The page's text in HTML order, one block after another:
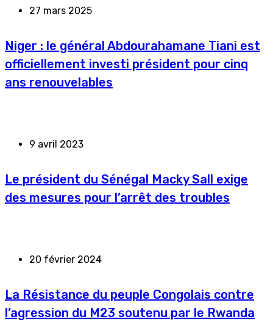
27 mars 2025
Niger : le général Abdourahamane Tiani est
officiellement investi président pour cinq
ans renouvelables
9 avril 2023
Le président du Sénégal Macky Sall exige
des mesures pour l’arrêt des troubles
20 février 2024
La Résistance du peuple Congolais contre
l’agression du M23 soutenu par le Rwanda